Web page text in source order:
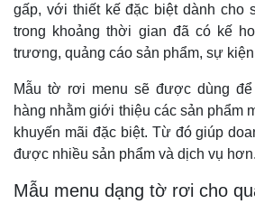
gấp, với thiết kế đặc biệt dành cho
trong khoảng thời gian đã có kế
trương, quảng cáo sản phẩm, sự kiện
Mẫu tờ rơi menu sẽ được dùng
hàng nhằm giới thiệu các sản phẩm
khuyến mãi đặc biệt. Từ đó giúp
được nhiều sản phẩm và dịch vụ hơn.
Mẫu menu dạng tờ rơi cho